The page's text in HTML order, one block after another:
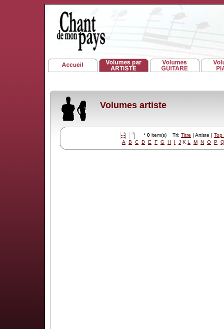
Volumes artiste
* 0 item(s) Tri: Titre | Artiste | Top
A
B C D E F G H I J K L M N O P Q